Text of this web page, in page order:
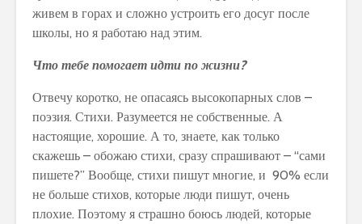
живем в горах и сложно устроить его досуг после
школы, но я работаю над этим.
Что тебе помогает идти по жизни?
Отвечу коротко, не опасаясь высокопарных слов –
поэзия. Стихи. Разумеется не собственные. А
настоящие, хорошие. А то, знаете, как только
скажешь – обожаю стихи, сразу спрашивают – “сами
пишете?” Вообще, стихи пишут многие, и 90% если
не больше стихов, которые люди пишут, очень
плохие. Поэтому я страшно боюсь людей, которые